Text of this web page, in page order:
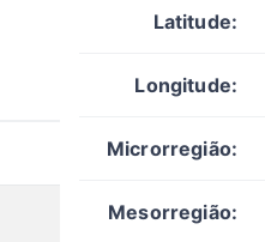
Latitude:
Longitude:
Microrregião:
Mesorregião: